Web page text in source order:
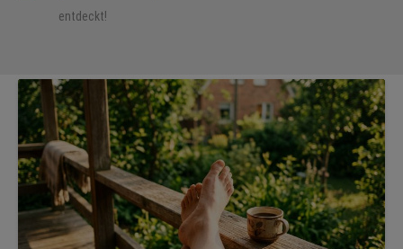
entdeckt!